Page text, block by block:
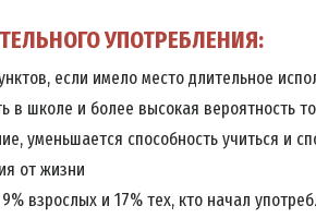
УПОТРЕБЛЕНИЯ:
если имело место длительное
в школе и более высокая вероятность
уменьшается способность учиться и
от жизни
взрослых и 17% тех, кто начал